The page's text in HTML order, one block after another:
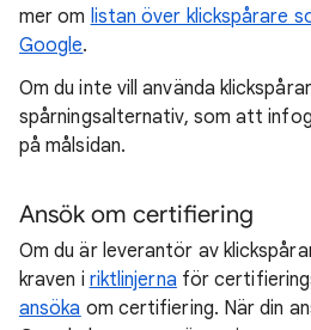
mer om listan över klickspårare
Google.
Om du inte vill använda
spårningsalternativ, som att
på målsidan.
Ansök om certifiering
Om du är leverantör av
kraven i riktlinjerna för
ansöka om certifiering. När din